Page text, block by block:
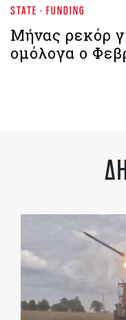
STATE - FUNDING
Mήνας ρεκόρ
ομόλογα ο